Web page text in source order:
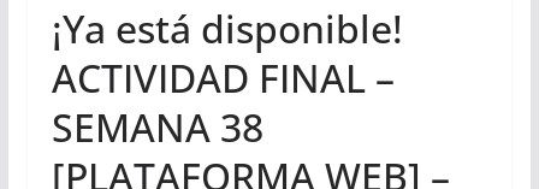
¡Ya está disponible!
ACTIVIDAD FINAL –
SEMANA 38
[PLATAFORMA WEB] –